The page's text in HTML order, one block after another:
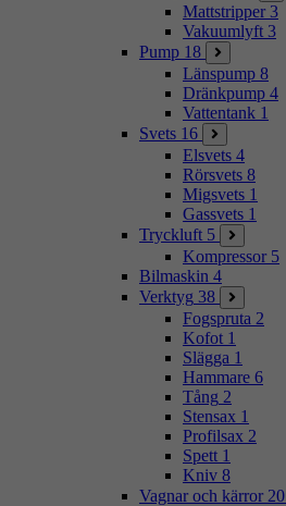
Mattstripper 3
Vakuumlyft 3
Pump 18
Länspump 8
Dränkpump 4
Vattentank 1
Svets 16
Elsvets 4
Rörsvets 8
Migsvets 1
Gassvets 1
Tryckluft 5
Kompressor 5
Bilmaskin 4
Verktyg 38
Fogspruta 2
Kofot 1
Slägga 1
Hammare 6
Tång 2
Stensax 1
Profilsax 2
Spett 1
Kniv 8
Vagnar och kärror 20